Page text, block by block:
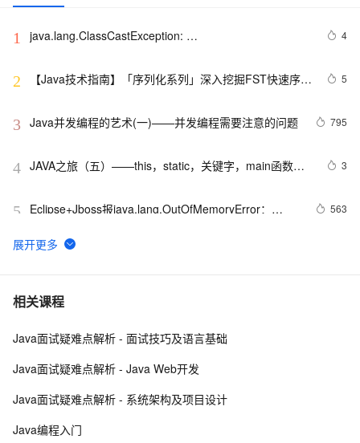
1
java.lang.ClassCastException:
cast to xxxxxx
4
2
【Java技术指南】「序列化系列」深入挖掘FST快速序列
5
3 Java并发编程的艺术(一)——并发编程需要注意的问题 795
4 JAVA之旅（五）——this，static，关键字，main函数，
3
5
Eclipse+Jboss报java.lang.OutOfMemoryError：
563
6 一种新的流：为 Java 加入生成器(Generator)特性
7 基于java考研线上自习室 App 的设计与实现附完整代码
8 同步响应参数验签示例（Java）
10Java基础10 接口的继承与抽象类
相关课程
Java面试疑难点解析 - 面试技巧及语言基础
Java面试疑难点解析 - Java Web开发
Java面试疑难点解析 - 系统架构及项目设计
Java编程入门